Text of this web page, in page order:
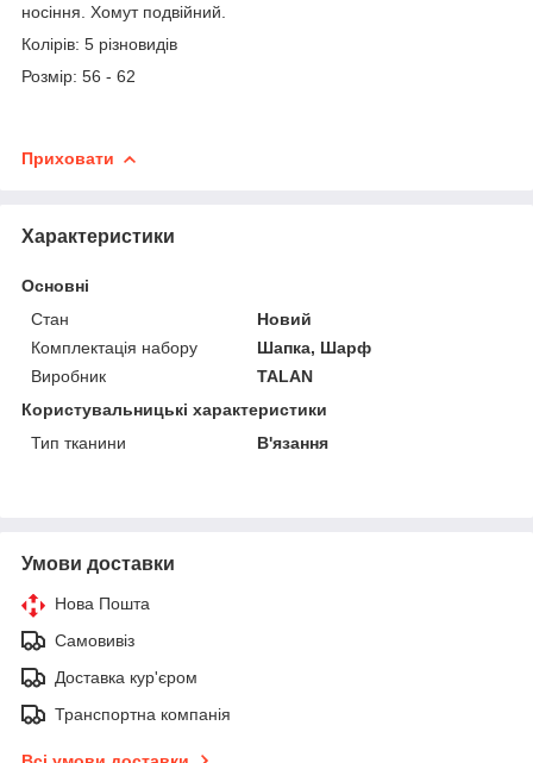
носіння. Хомут подвійний.
Колірів: 5 різновидів
Розмір: 56 - 62
Приховати
Характеристики
Основні
Стан
Новий
Комплектація набору
Шапка, Шарф
Виробник
TALAN
Користувальницькі характеристики
Тип тканини
В'язання
Умови доставки
Нова Пошта
Самовивіз
Доставка кур'єром
Транспортна компанія